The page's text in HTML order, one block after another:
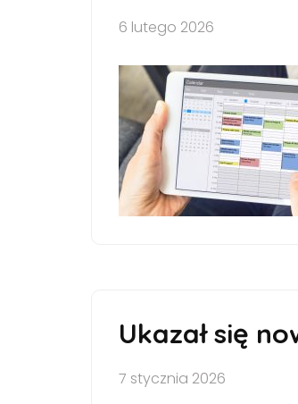
6 lutego 2026
Ukazał się
7 stycznia 2026